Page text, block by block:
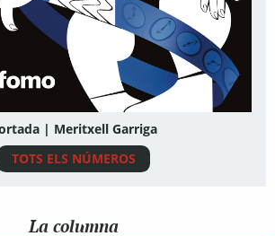
| Meritxell Garriga
TOTS ELS NÚMEROS
La columna